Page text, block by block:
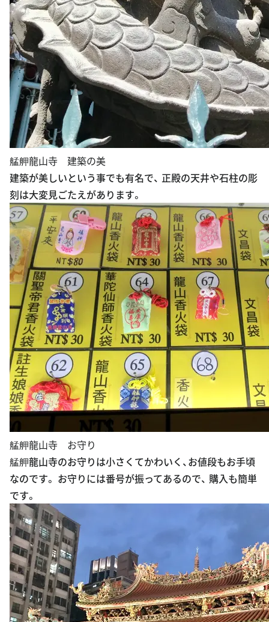
艋舺龍山寺 建築の美
建築が美しいという事でも有名で、 正殿の天井や石柱の彫
刻は大変見ごたえがあります。
艋舺龍山寺 お守り
艋舺龍山寺のお守りは小さくてかわいく、お値段もお手頃
なのです。 お守りには番号が振ってあるので、 購入も簡単
です。